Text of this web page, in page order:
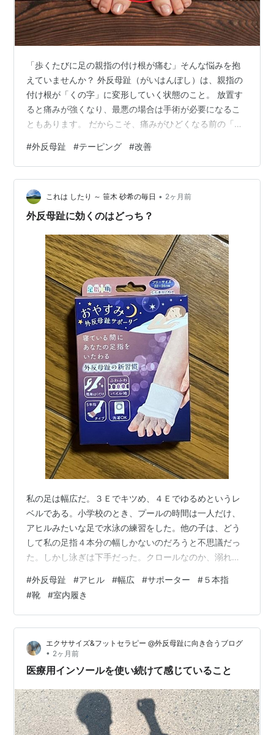
「歩くたびに足の親指の付け根が痛む」そんな悩みを抱
えていませんか？ 外反母趾（がいはんぼし）は、親指の
付け根が「くの字」に変形していく状態のこと。 放置す
ると痛みが強くなり、最悪の場合は手術が必要になるこ
ともあります。 だからこそ、痛みがひどくなる前の「早
母趾が起こる原因をはじめ、自宅で簡単にできるストレ
ッチや痛みを和らげるテーピングの具体的な方法を分か
りやすく解説します。 足の痛みを軽減し、お気に入りの
靴を履いて快適に出かけられる毎日を一緒に取り戻しま
しょう。 ***目次*** 外反母趾を引き起こす4つの主な原
#外反母趾 #テーピング #改善
これは したり ～ 笹木 砂希の毎日 • 2ヶ月前
外反母趾に効くのはどっち？
私の足は幅広だ。３Ｅでキツめ、４Ｅでゆるめというレ
ベルである。小学校のとき、プールの時間は一人だけ、
アヒルみたいな足で水泳の練習をした。他の子は、どう
して私の足指４本分の幅しかないのだろうと不思議だっ
た。しかし泳ぎは下手だった。クロールなのか、溺れて
ルはなく、幅広に合うローファーを履いて、何の不自由
も感じず成長した。 大学生になると、パンプスを履く機
会が増える。これが厄介だった。何しろ、爪先に行くほ
ど幅が狭まり、水かき付きの足には合わない。大き目の
パンプスを買って、人差し指と中指が重なるほど窮屈な
場所に押し込めても、爪先には届かずすき間ができる…
#外反母趾 #アヒル #幅広 #サポーター #５本指
#靴 #室内履き
エクササイズ&フットセラピー @外反母趾に向き合うブログ
• 2ヶ月前
医療用インソールを使い続けて感じていること